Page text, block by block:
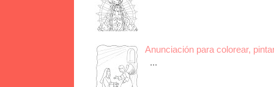
Anunciación para colorear,
...